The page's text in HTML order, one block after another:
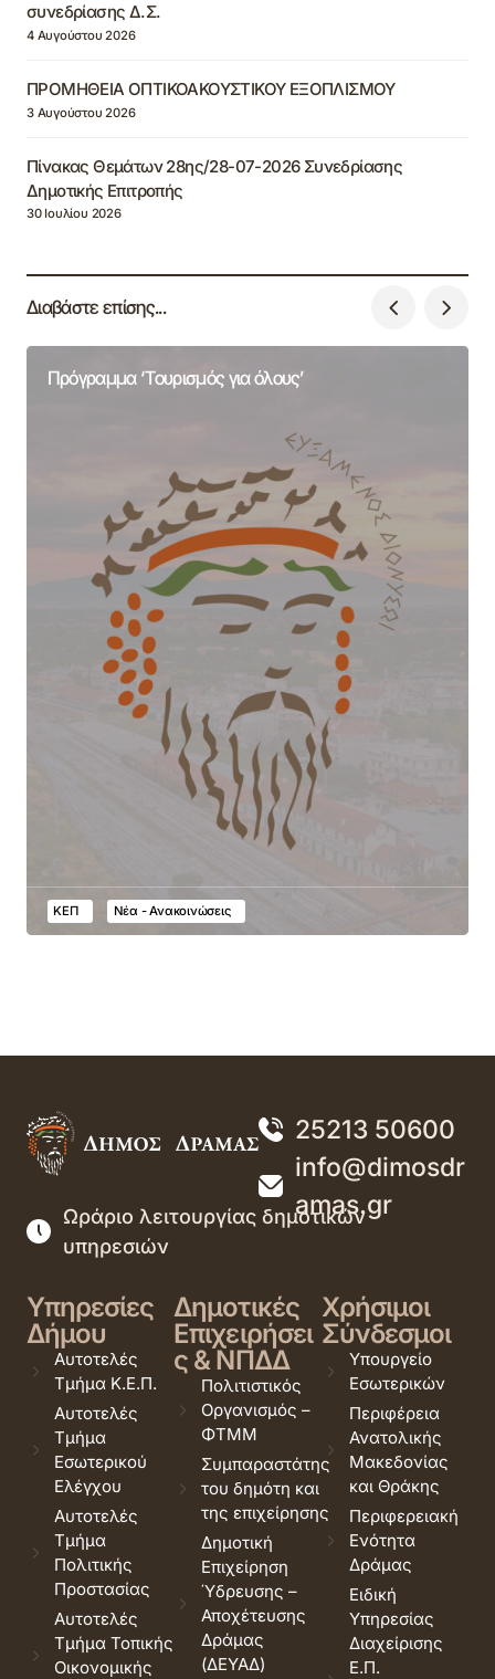
συνεδρίασης Δ.Σ.
4 Αυγούστου 2026
ΠΡΟΜΗΘΕΙΑ ΟΠΤΙΚΟΑΚΟΥΣΤΙΚΟΥ ΕΞΟΠΛΙΣΜΟΥ
3 Αυγούστου 2026
Πίνακας Θεμάτων 28ης/28-07-2026 Συνεδρίασης
Δημοτικής Επιτροπής
30 Ιουλίου 2026
Διαβάστε επίσης...
Πρόγραμμα ‘Τουρισμός για όλους’
ΚΕΠ Νέα - Ανακοινώσεις
25213 50600
info@dimosdr
amas.gr
Ωράριο λειτουργίας δημοτικών
υπηρεσιών
Υπηρεσίες
Δήμου
Αυτοτελές
Τμήμα Κ.Ε.Π.
Αυτοτελές
Τμήμα
Εσωτερικού
Ελέγχου
Αυτοτελές
Τμήμα
Πολιτικής
Προστασίας
Αυτοτελές
Τμήμα Τοπικής
Οικονομικής
Δημοτικές
Επιχειρήσει
ς & ΝΠΔΔ
Πολιτιστικός
Οργανισμός –
ΦΤΜΜ
Συμπαραστάτης
του δημότη και
της επιχείρησης
Δημοτική
Επιχείρηση
Ύδρευσης –
Αποχέτευσης
Δράμας
(ΔΕΥΑΔ)
Χρήσιμοι
Σύνδεσμοι
Υπουργείο
Εσωτερικών
Περιφέρεια
Ανατολικής
Μακεδονίας
και Θράκης
Περιφερειακή
Ενότητα
Δράμας
Ειδική
Υπηρεσίας
Διαχείρισης
Ε.Π.